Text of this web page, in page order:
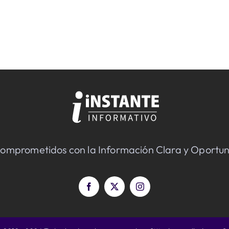
con la Información Clara y